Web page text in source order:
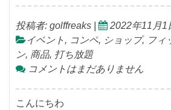
投稿者: golffreaks 2022年11月1
イベント , コンペ, ショップ, フィ
ン, 商品, 打ち放題
コメントはまだありません
こんにちわ